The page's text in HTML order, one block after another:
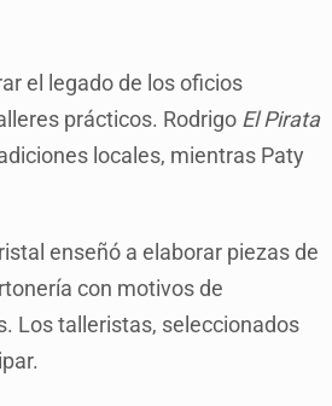
el legado de los oficios
prácticos. Rodrigo El Pirata
locales, mientras Paty
enseñó a elaborar piezas de
con motivos de
Los talleristas, seleccionados